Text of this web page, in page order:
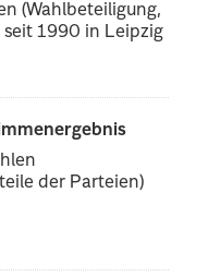
(Wahlbeteiligung,
1990 in Leipzig
der Parteien)